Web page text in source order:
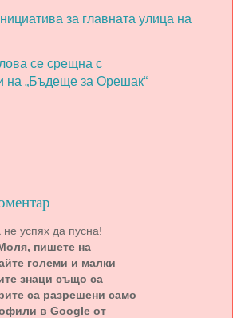
за главната улица на
се срещна с
на „Бъдеще за Орешак“
успях да пусна!
пишете на
големи и малки
знаци също са
са разрешени само
в Google от